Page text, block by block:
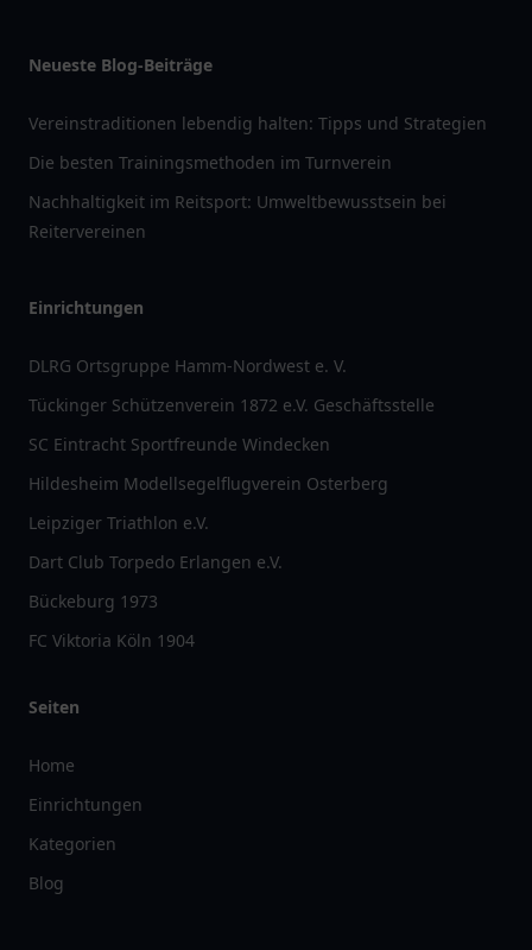
Neueste Blog-Beiträge
Vereinstraditionen lebendig halten: Tipps und Strategien
Die besten Trainingsmethoden im Turnverein
Nachhaltigkeit im Reitsport: Umweltbewusstsein bei
Reitervereinen
Einrichtungen
DLRG Ortsgruppe Hamm-Nordwest e. V.
Tückinger Schützenverein 1872 e.V. Geschäftsstelle
SC Eintracht Sportfreunde Windecken
Hildesheim Modellsegelflugverein Osterberg
Leipziger Triathlon e.V.
Dart Club Torpedo Erlangen e.V.
Bückeburg 1973
FC Viktoria Köln 1904
Seiten
Home
Einrichtungen
Kategorien
Blog